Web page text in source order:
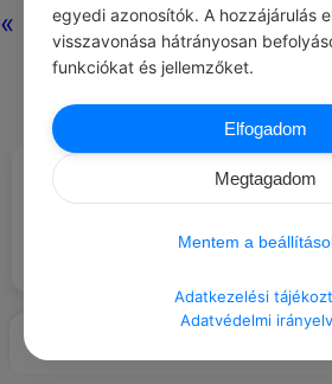
«
#IDÉZETEK VICCES
legkedvesebb szervem.
egyedi azonosítók. A hozzájárulás
visszavonása hátrányosan
funkciókat és jellemzőket.
Elfogadom
Megtagadom
Mentem a
Adatkezelési
Adatvédelmi